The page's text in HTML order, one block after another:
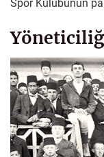
Spor Kulübünün